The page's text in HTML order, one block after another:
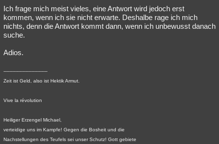
Ich frage mich meist vieles, eine Antwort wird jedoch erst
kommen, wenn ich sie nicht erwarte. Deshalbe rage ich mich
nichts, denn die Antwort kommt dann, wenn ich unbewusst danach
suche.
Adios.
------------------------------
Zeit ist Geld, also ist Hektik Armut.
Vive la révolution
Heiliger Erzengel Michael,
verteidige uns im Kampfe! Gegen die Bosheit und die
Nachstellungen des Teufels sei unser Schutz! Gott gebiete